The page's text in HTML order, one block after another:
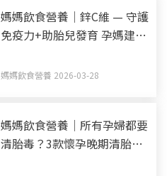
媽媽飲食營養｜鋅C維 — 守護
免疫力+助胎兒發育 孕媽建議
媽媽飲食營養 2026-03-28
媽媽飲食營養｜所有孕婦都要
清胎毒？3款懷孕晚期清胎毒